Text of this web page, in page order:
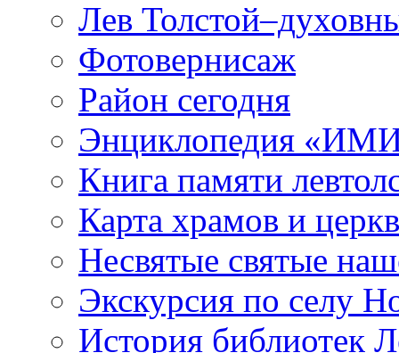
Лев
Фотовернисаж
Район сегодня
Энциклопедия «ИМИ
Книга памяти
Карта храмов и
Несвятые святые
Экскурсия по селу
История библиотек